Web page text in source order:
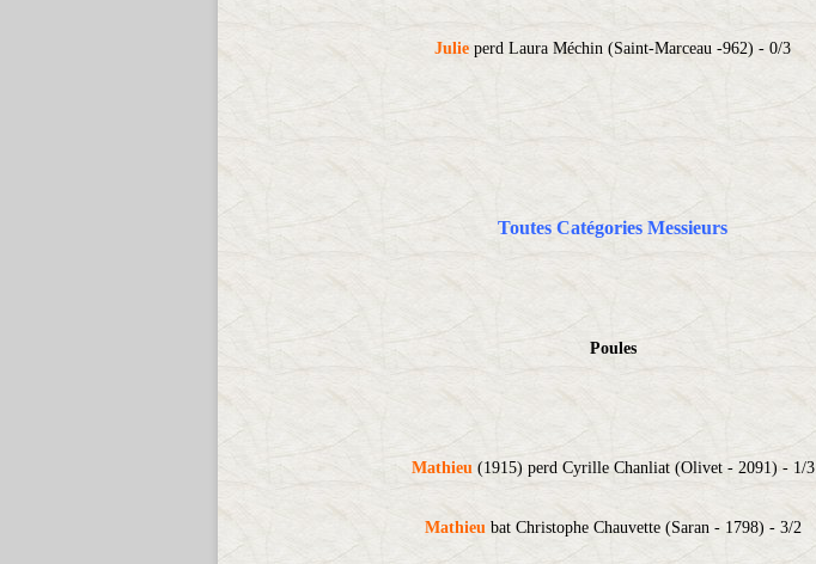
Julie perd Laura Méchin (Saint-Marceau -962) - 0/3
Toutes Catégories Messieurs
Poules
Mathieu(1915) perd Cyrille Chanliat (Olivet - 2091) - 1/3
Mathieubat Christophe Chauvette (Saran - 1798) - 3/2